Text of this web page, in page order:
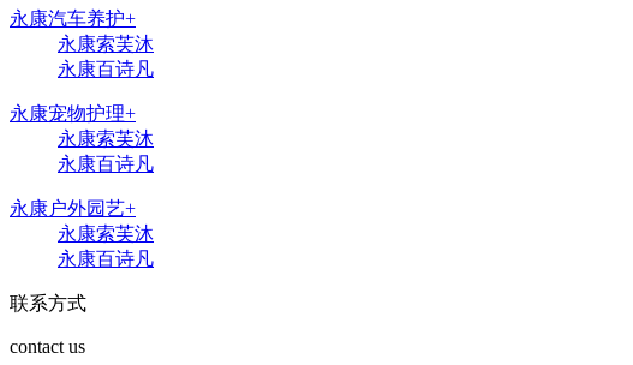
永康汽车养护+
永康索芙沐
永康百诗凡
永康宠物护理+
永康索芙沐
永康百诗凡
永康户外园艺+
永康索芙沐
永康百诗凡
联系方式
contact us